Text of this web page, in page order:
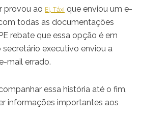
provou ao Ei, Táxi que enviou um e-
todas as documentações
rebate que essa opção é em
executivo enviou a
mail errado.
essa história até o fim,
informações importantes aos